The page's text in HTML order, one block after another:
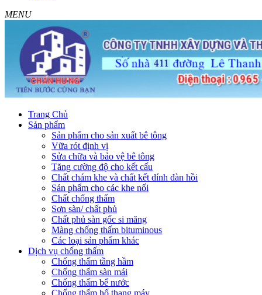
MENU
Trang Chủ
Sản phẩm
Sản phẩm cho sản xuất bê tông
Vữa rót định vị
Sửa chữa và bảo vệ bê tông
Tăng cường độ cho kết cấu
Chất chám khe và chất kết dính đàn hồi
Sản phẩm cho các khe nối
Chất chống thấm
Sơn sàn/ chất phủ
Chất phủ sàn gốc si măng
Màng chống thấm bituminous
Các loại sản phẩm khác
Dịch vụ chống thấm
Chống thấm tầng hầm
Chống thấm sàn mái
Chống thấm bể nước
Chống thấm hố thang máy